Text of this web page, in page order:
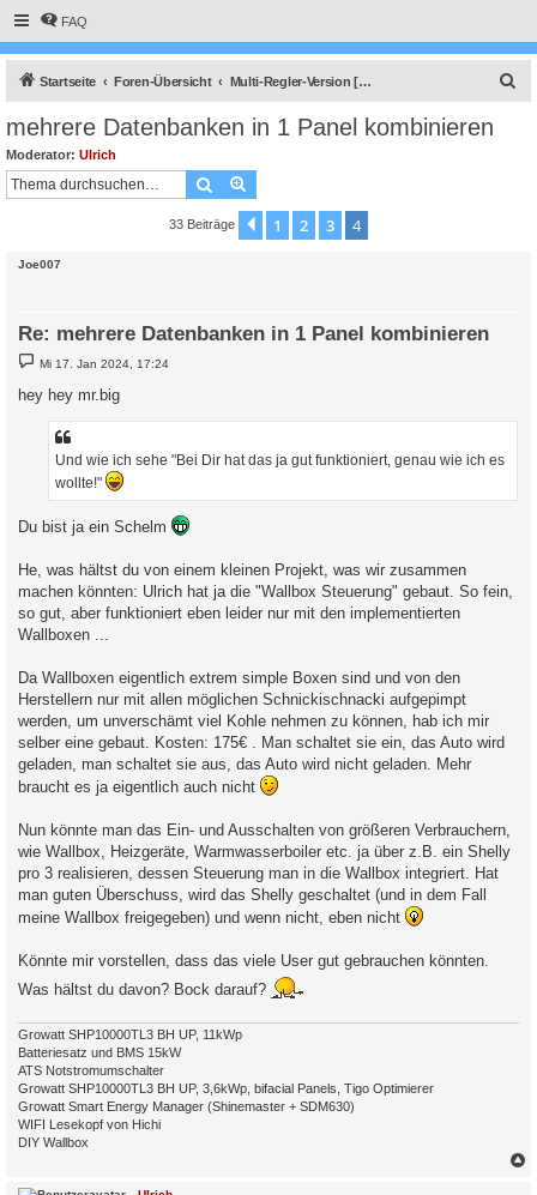
FAQ
Startseite Foren-Übersicht Multi-Regler-Version [ bis zu 6 Geräten an einem Raspberry Pi ]
mehrere Datenbanken in 1 Panel kombinieren
Moderator: Ulrich
Suche
33 Beiträge Vorherige
1 2 3 4
Joe007
Re: mehrere Datenbanken in 1 Panel kombinieren
B
e
t
Mi 17. Jan 2024, 17:24
hey hey mr.big
Und wie ich sehe "Bei Dir hat das ja gut funktioniert, genau wie ich es
wollte!"
Du bist ja ein Schelm
He, was hältst du von einem kleinen Projekt, was wir zusammen
machen könnten: Ulrich hat ja die "Wallbox Steuerung" gebaut. So fein,
so gut, aber funktioniert eben leider nur mit den implementierten
Wallboxen ...
Da Wallboxen eigentlich extrem simple Boxen sind und von den
Herstellern nur mit allen möglichen Schnickischnacki aufgepimpt
werden, um unverschämt viel Kohle nehmen zu können, hab ich mir
selber eine gebaut. Kosten: 175€ . Man schaltet sie ein, das Auto wird
geladen, man schaltet sie aus, das Auto wird nicht geladen. Mehr
braucht es ja eigentlich auch nicht
Nun könnte man das Ein- und Ausschalten von größeren Verbrauchern,
wie Wallbox, Heizgeräte, Warmwasserboiler etc. ja über z.B. ein Shelly
pro 3 realisieren, dessen Steuerung man in die Wallbox integriert. Hat
man guten Überschuss, wird das Shelly geschaltet (und in dem Fall
meine Wallbox freigegeben) und wenn nicht, eben nicht
Könnte mir vorstellen, dass das viele User gut gebrauchen könnten.
Was hältst du davon? Bock darauf?
Growatt SHP10000TL3 BH UP, 11kWp
Batteriesatz und BMS 15kW
ATS Notstromumschalter
Growatt SHP10000TL3 BH UP, 3,6kWp, bifacial Panels, Tigo Optimierer
Growatt Smart Energy Manager (Shinemaster + SDM630)
WIFI Lesekopf von Hichi
DIY Wallbox